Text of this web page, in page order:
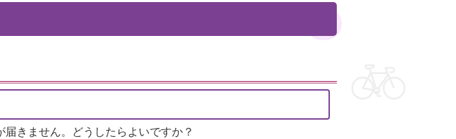
きません。どうしたらよいですか？